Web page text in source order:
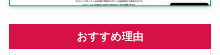
おすすめ理由